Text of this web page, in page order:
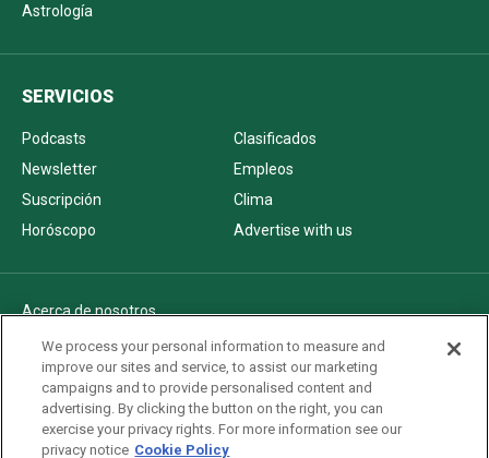
Astrología
SERVICIOS
Podcasts
Clasificados
Newsletter
Empleos
Suscripción
Clima
Horóscopo
Advertise with us
Acerca de nosotros
Politica de privacidad
Pautas Editoriales
AdChoices
Advertise with us
We process your personal information to measure and
improve our sites and service, to assist our marketing
campaigns and to provide personalised content and
advertising. By clicking the button on the right, you can
exercise your privacy rights. For more information see our
privacy notice Cookie Policy